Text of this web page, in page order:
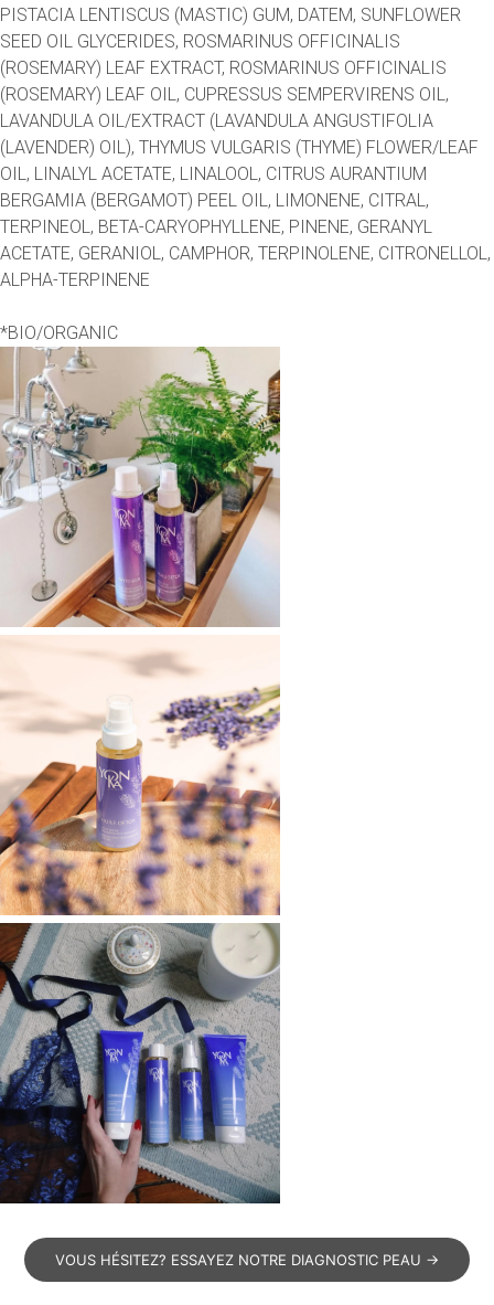
PISTACIA LENTISCUS (MASTIC) GUM, DATEM, SUNFLOWER
SEED OIL GLYCERIDES, ROSMARINUS OFFICINALIS
(ROSEMARY) LEAF EXTRACT, ROSMARINUS OFFICINALIS
(ROSEMARY) LEAF OIL, CUPRESSUS SEMPERVIRENS OIL,
LAVANDULA OIL/EXTRACT (LAVANDULA ANGUSTIFOLIA
(LAVENDER) OIL), THYMUS VULGARIS (THYME) FLOWER/LEAF
OIL, LINALYL ACETATE, LINALOOL, CITRUS AURANTIUM
BERGAMIA (BERGAMOT) PEEL OIL, LIMONENE, CITRAL,
TERPINEOL, BETA-CARYOPHYLLENE, PINENE, GERANYL
ACETATE, GERANIOL, CAMPHOR, TERPINOLENE, CITRONELLOL,
ALPHA-TERPINENE
*BIO/ORGANIC
VOUS HÉSITEZ? ESSAYEZ NOTRE DIAGNOSTIC PEAU →